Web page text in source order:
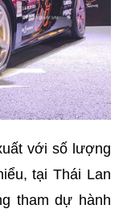
với số lượng
tại Thái Lan
tham dự hành